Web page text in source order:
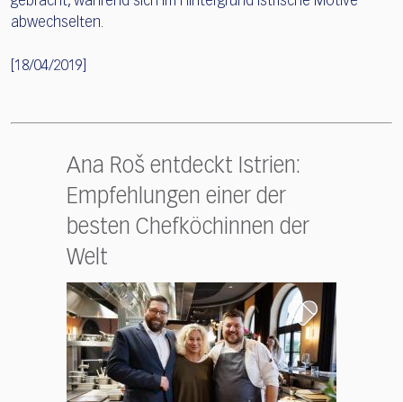
abwechselten.
[18/04/2019]
Ana Roš entdeckt Istrien:
Empfehlungen einer der
besten Chefköchinnen der
Welt